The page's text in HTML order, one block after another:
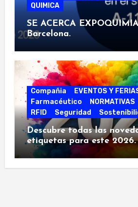
QUIMICA
SE ACERCA
Barcelona.
Compañia
EVENTOS Y
Farmacéutico
NORMATIVAS
RFID
Seguridad
Descubre todas las
etiquetas para este 2026.
las siguientes ferias.